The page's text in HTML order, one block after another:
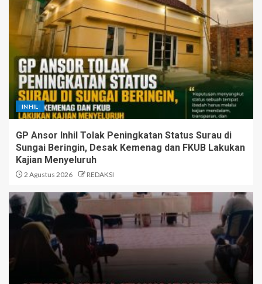
Menjaga Nyala Semangat di
Pesisir, Kades Sungai Berapit
Pimpin Persiapan Peringatan
HUT RI ke-81
5
Koperasi PSB Diduga
‘Menyesatkan’ Anggota terkait
HGU PT Oskar, Lahan Sawit
Warga Terancam Hilang Status
Kepemilikan
INHIL
GP Ansor Inhil Tolak Peningkatan Status Surau di
Sungai Beringin, Desak Kemenag dan FKUB Lakukan
Kajian Menyeluruh
2 Agustus 2026 REDAKSI